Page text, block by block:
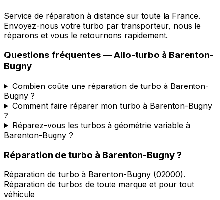
Service de réparation à distance sur toute la France.
Envoyez-nous votre turbo par transporteur, nous le
réparons et vous le retournons rapidement.
Questions fréquentes —Allo-turbo à Barenton-
Bugny
Combien coûte une réparation de turbo à Barenton-
Bugny ?
Comment faire réparer mon turbo à Barenton-Bugny
?
Réparez-vous les turbos à géométrie variable à
Barenton-Bugny ?
Réparation de turbo à Barenton-Bugny?
Réparation de turbo à Barenton-Bugny (02000).
Réparation de turbos de toute marque et pour tout
véhicule